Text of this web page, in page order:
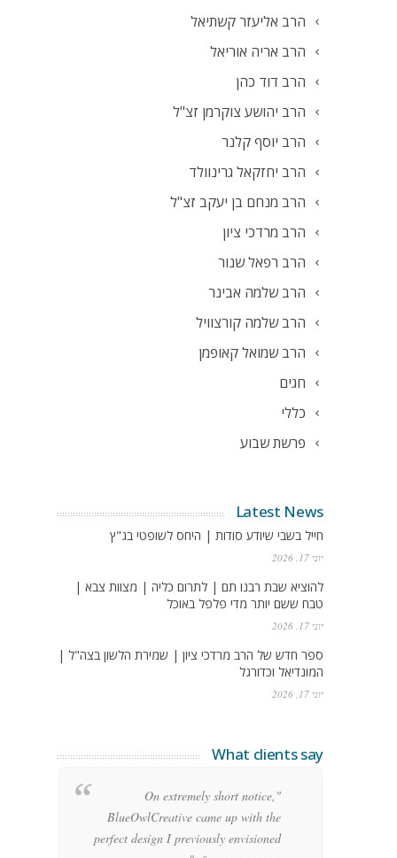
הרב אליעזר קשתיאל
הרב אריה אוריאל
הרב דוד כהן
הרב יהושע צוקרמן זצ"ל
הרב יוסף קלנר
הרב יחזקאל גרינוולד
הרב מנחם בן יעקב זצ"ל
הרב מרדכי ציון
הרב רפאל שנור
הרב שלמה אבינר
הרב שלמה קורצוויל
הרב שמואל קאופמן
חגים
כללי
פרשת שבוע
Latest News
חייל בשבי שיודע סודות | היחס לשופטי בג"ץ
יוני 17, 2026
להוציא שבת רבנו תם | לתרום כליה | מצוות צבא |
טבח ששם יותר מדי פלפל באוכל
יוני 17, 2026
ספר חדש של הרב מרדכי ציון | שמירת הלשון בצה"ל |
המונדיאל וכדורגל
יוני 17, 2026
What clients say
"On extremely short notice,
BlueOwlCreative came up with the
perfect design I previously envisioned